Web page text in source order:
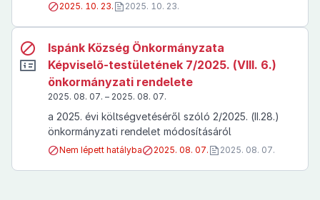
2025. 10. 23. 2025. 10. 23.
Ispánk Község Önkormányzata
Képviselő-testületének 7/2025. (VIII. 6.)
önkormányzati rendelete
2025. 08. 07. – 2025. 08. 07.
a 2025. évi költségvetéséről szóló 2/2025. (II.28.)
önkormányzati rendelet módosításáról
Nem lépett hatályba 2025. 08. 07. 2025. 08. 07.